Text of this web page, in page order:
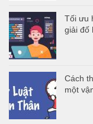
Tối ưu
giải đố
Cách
một